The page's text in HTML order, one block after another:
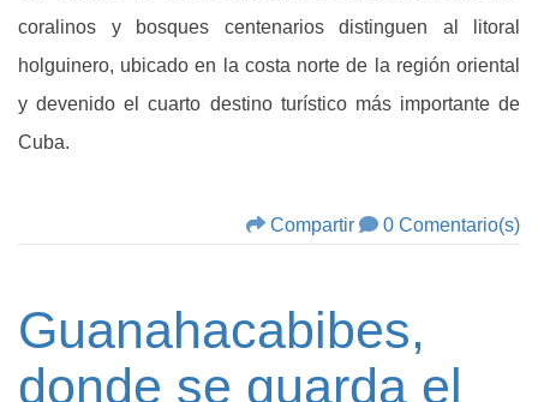
coralinos y bosques centenarios distinguen al litoral
holguinero, ubicado en la costa norte de la región oriental
y devenido el cuarto destino turístico más importante de
Cuba.
Compartir 0 Comentario(s)
Guanahacabibes,
donde se guarda el